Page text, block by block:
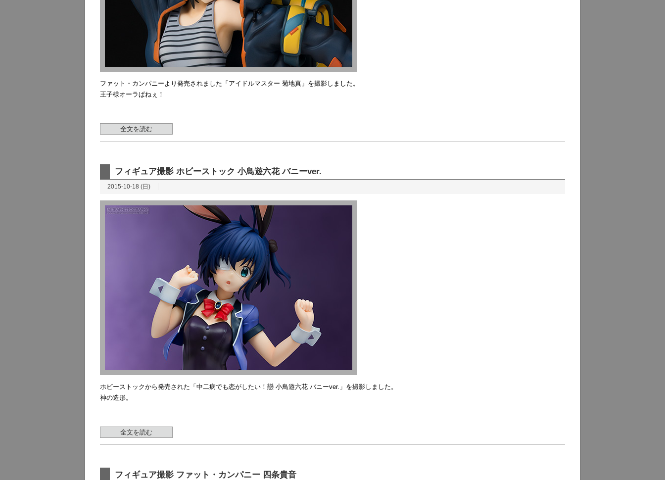
ファット・カンパニーより発売されました「アイドルマスター 菊地真」を撮影しました。
王子様オーラぱねぇ！
全文を読む
フィギュア撮影 ホビーストック 小鳥遊六花 バニーver.
2015-10-18 (日)
ホビーストックから発売された「中二病でも恋がしたい！戀 小鳥遊六花 バニーver.」を撮影しました。
神の造形。
全文を読む
フィギュア撮影 ファット・カンパニー 四条貴音